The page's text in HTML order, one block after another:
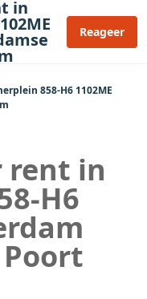
in
Reageer
858-H6 1102ME
in
H6